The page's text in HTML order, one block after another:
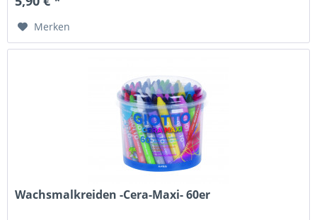
Merken
Wachsmalkreiden -Cera-Maxi- 60er